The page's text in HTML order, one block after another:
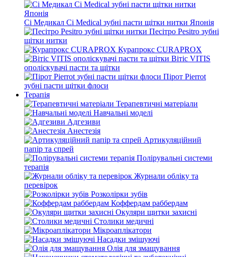
Сі Медикал Ci Medical зубні пасти щітки нитки Японія
Песітро Pesitro зубні
щітки нитки
Курапрокс CURAPROX
Вітіс VITIS
ополіскувачі пасти та щітки
Пірот Pierrot
зубні пасти щітки флоси
Терапія
Терапевтичні матеріали
Навчальні моделі
Адгезиви
Анестезія
Артикуляційний
папір та спрей
Полірувальні системи
терапія
Журнали обліку та
перевірок
Розколірки зубів
Коффердам раббердам
Окуляри щитки захисні
Столики медичні
Мікроаплікатори
Насадки змішуючі
Олія для змащування